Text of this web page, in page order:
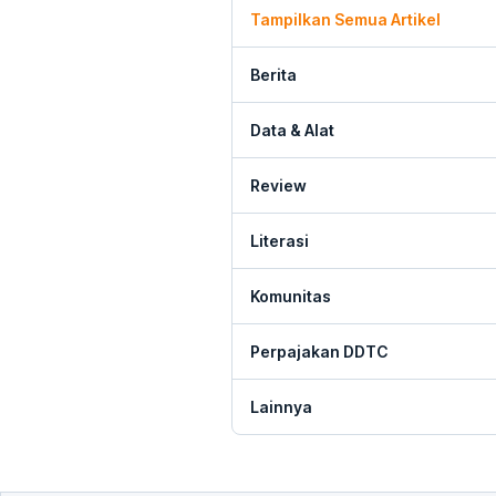
Tampilkan Semua Artikel
Berita
Data & Alat
Review
Literasi
Komunitas
Perpajakan DDTC
Lainnya